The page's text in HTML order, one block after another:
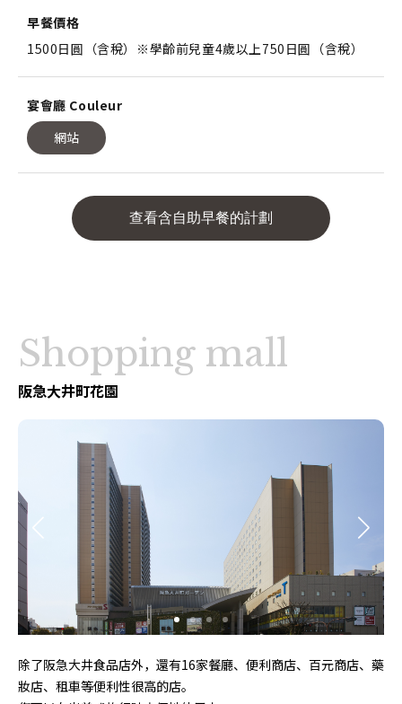
早餐價格
1500日圓（含稅）※學齡前兒童4歲以上750日圓（含稅）
宴會廳 Couleur
網站
查看含自助早餐的計劃
Shopping mall
阪急大井町花園
除了阪急大井食品店外，還有16家餐廳、便利商店、百元商店、藥
妝店、租車等便利性很高的店。